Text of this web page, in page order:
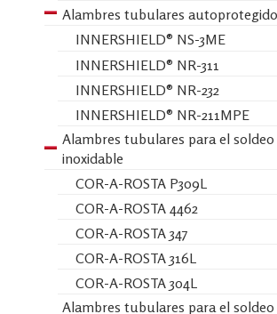
Alambres tubulares
INNERSHIELD® NS-3ME
INNERSHIELD® NR-311
INNERSHIELD® NR-232
INNERSHIELD® NR-211MPE
Alambres tubulares para el soldeo
inoxidable
COR-A-ROSTA P309L
COR-A-ROSTA 4462
COR-A-ROSTA 347
COR-A-ROSTA 316L
COR-A-ROSTA 304L
Alambres tubulares para el soldeo